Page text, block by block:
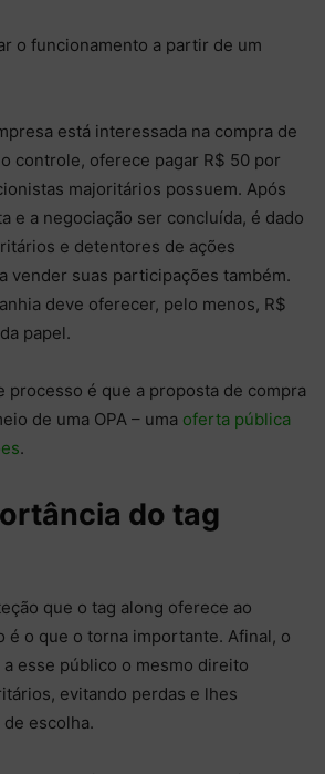
o funcionamento a partir de um
está interessada na compra de
controle, oferece pagar R$ 50 por
majoritários possuem. Após
e a negociação ser concluída, é dado
e detentores de ações
vender suas participações também.
deve oferecer, pelo menos, R$
papel.
processo é que a proposta de compra
de uma OPA – uma oferta pública
.
do tag
que o tag along oferece ao
é o que o torna importante. Afinal, o
esse público o mesmo direito
evitando perdas e lhes
escolha.